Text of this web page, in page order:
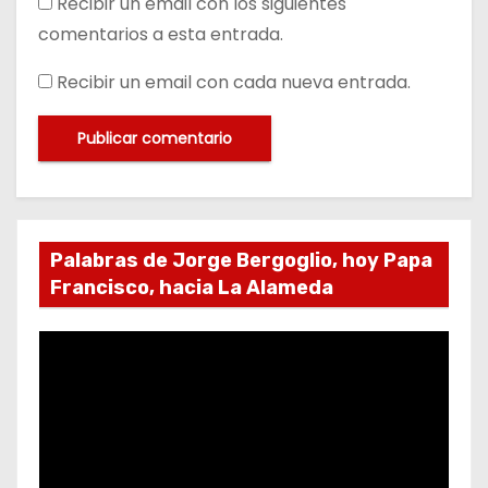
comentarios a esta entrada.
Recibir un email con cada nueva entrada.
Palabras de Jorge Bergoglio, hoy Papa
Francisco, hacia La Alameda